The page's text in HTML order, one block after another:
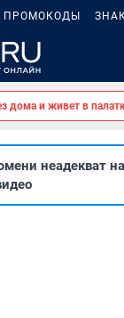
ПРОМОКОДЫ
дома и живет в
неадекват